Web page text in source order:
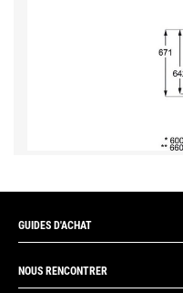
GUIDES D'ACHAT
NOUS RENCONTRER